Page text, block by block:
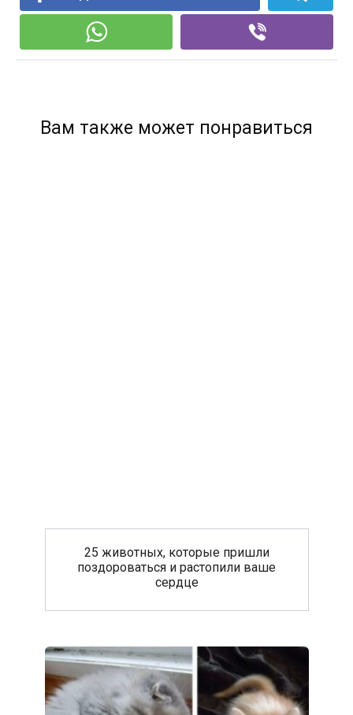
Вам также может понравиться
25 животных, которые пришли
поздороваться и растопили ваше
сердце